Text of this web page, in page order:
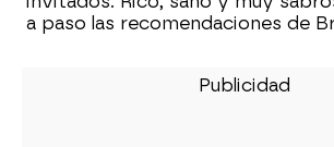
a paso las recomendaciones de